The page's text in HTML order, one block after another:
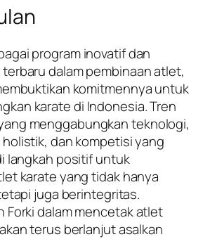
program inovatif dan
dalam pembinaan atlet,
komitmennya untuk
karate di Indonesia. Tren
menggabungkan teknologi,
dan kompetisi yang
langkah positif untuk
karate yang tidak hanya
juga berintegritas.
Forki dalam mencetak atlet
terus berlanjut asalkan